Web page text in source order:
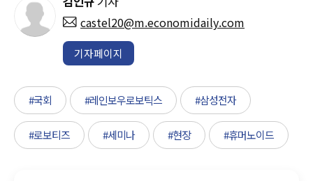
castel20@m.economidaily.com
기자페이지
#국회 #레인보우로보틱스 #삼성전자
#로보티즈 #세미나 #현장 #휴머노이드